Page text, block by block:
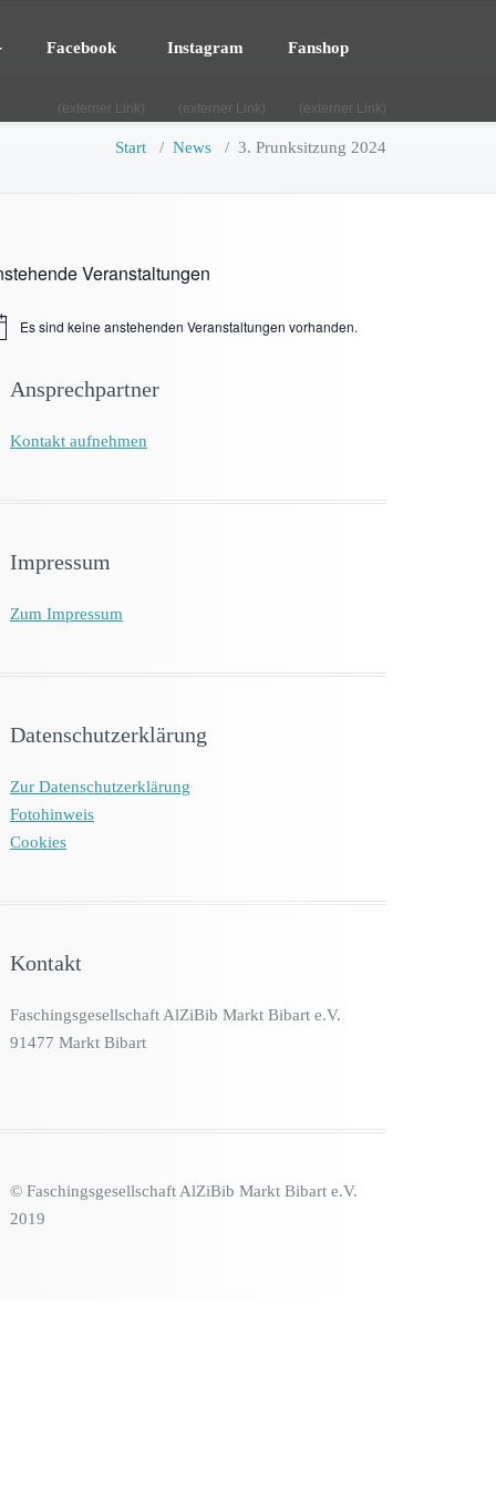
Facebook
(externer Link)
Instagram
(externer Link)
Fanshop
(externer Link)
Start / News / 3. Prunksitzung 2024
Veranstaltungen
Es sind keine anstehenden Veranstaltungen vorhanden.
Ansprechpartner
Kontakt aufnehmen
Impressum
Zum Impressum
Datenschutzerklärung
Zur Datenschutzerklärung
Fotohinweis
Cookies
Kontakt
Faschingsgesellschaft AlZiBib Markt Bibart e.V.
91477 Markt Bibart
© Faschingsgesellschaft AlZiBib Markt Bibart e.V.
2019